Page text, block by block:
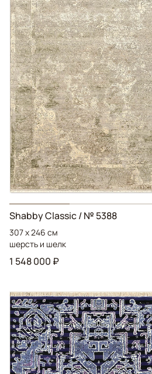
Shabby Classic/ № 5388
307 x 246 см
шерсть и шелк
1 548 000 ₽